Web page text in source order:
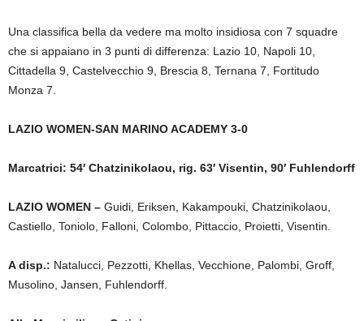
Una classifica bella da vedere ma molto insidiosa con 7 squadre
che si appaiano in 3 punti di differenza: Lazio 10, Napoli 10,
Cittadella 9, Castelvecchio 9, Brescia 8, Ternana 7, Fortitudo
Monza 7.
LAZIO WOMEN-SAN MARINO ACADEMY 3-0
Marcatrici: 54′ Chatzinikolaou, rig. 63′ Visentin, 90′ Fuhlendorff
LAZIO WOMEN – Guidi, Eriksen, Kakampouki, Chatzinikolaou,
Castiello, Toniolo, Falloni, Colombo, Pittaccio, Proietti, Visentin.
A disp.: Natalucci, Pezzotti, Khellas, Vecchione, Palombi, Groff,
Musolino, Jansen, Fuhlendorff.